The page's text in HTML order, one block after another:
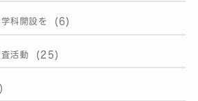
科開設を (6)
活動 (25)